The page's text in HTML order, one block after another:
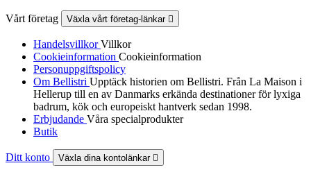
Vårt företag Växla vårt företag-länkar 
HandelsvillkorVillkor
Cookieinformation Cookieinformation
Personuppgiftspolicy
Om Bellistri Upptäck historien om Bellistri. Från La Maison i
Hellerup till en av Danmarks erkända destinationer för lyxiga
badrum, kök och europeiskt hantverk sedan 1998.
Erbjudande Våra specialprodukter
Butik
Ditt konto Växla dina kontolänkar 